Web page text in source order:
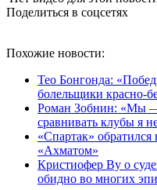
Поделиться в соцсетях
Похожие новости:
Тео Бонгонда:
болельщики красно-
Роман Зобнин: «Мы —
сравнивать клубы я
«Спартак»
«Ахматом»
Кристиофер Ву о
обидно во многих